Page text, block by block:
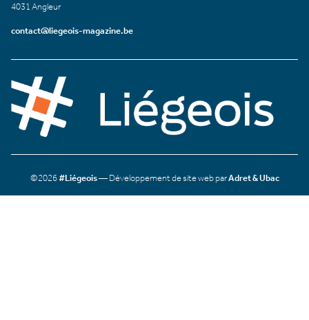
4031 Angleur
contact@liegeois-magazine.be
©2026#Liégeois— Développement de site web parAdret & Ubac